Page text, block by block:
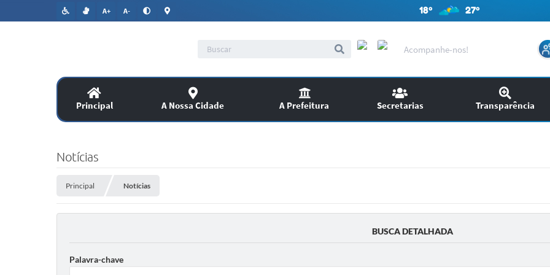
A+ A- 18º 27º
Acompanhe-nos!
Principal A Nossa Cidade A Prefeitura Secretarias Transparência
Assitência Social
Legislação
SIC
Notícias
Principal Notícias
BUSCA DETALHADA
Palavra-chave